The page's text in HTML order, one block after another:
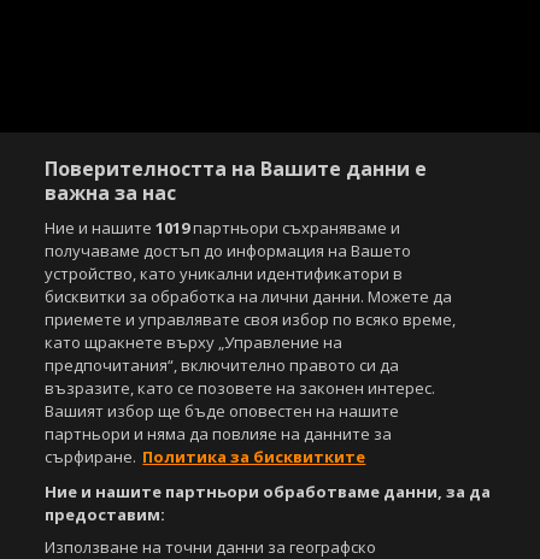
Поверителността на Вашите данни е
важна за нас
Ние и нашите1019партньори съхраняваме и
получаваме достъп до информация на Вашето
устройство, като уникални идентификатори в
бисквитки за обработка на лични данни. Можете да
приемете и управлявате своя избор по всяко време,
като щракнете върху „Управление на
предпочитания“, включително правото си да
възразите, като се позовете на законен интерес.
Вашият избор ще бъде оповестен на нашите
партньори и няма да повлияе на данните за
сърфиране. Политика за бисквитките
Ние и нашите партньори обработваме данни, за да
предоставим:
Използване на точни данни за географско